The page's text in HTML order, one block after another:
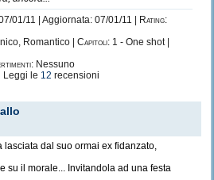
01/11 | Aggiornata: 07/01/11 |
Rating:
Romantico | Capitoli: 1 - One shot |
Nessuno
| Leggi le 12 recensioni
lasciata dal suo ormai ex fidanzato,
su il morale... Invitandola ad una festa